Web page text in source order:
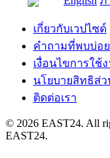
เกี่ยวกับเวปไซด์
คำถามที่พบบ่อย
เงื่อนไขการใช้
นโยบายสิทธิส่
ติดต่อเรา
© 2026 EAST24. All
EAST24.